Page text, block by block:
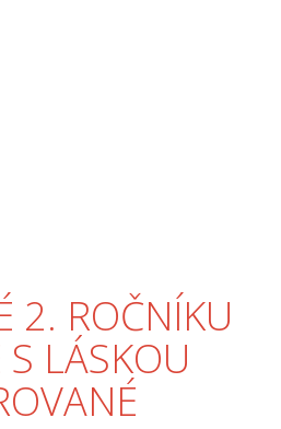
2. ROČNÍKU
S LÁSKOU